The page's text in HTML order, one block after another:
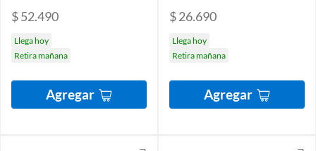
$ 52.490
Llega hoy
Retira mañana
Agregar
$ 26.690
Llega hoy
Retira mañana
Agregar